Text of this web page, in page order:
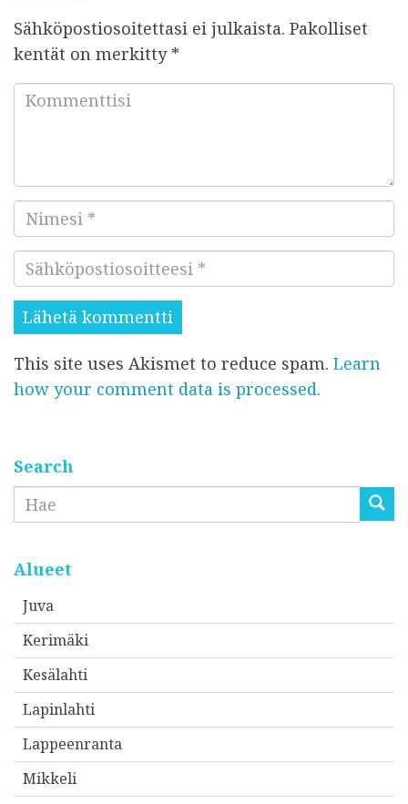
Sähköpostiosoitettasi ei julkaista. Pakolliset
kentät on merkitty *
e
t
i
*
i
m
e
i
*
ä
h
k
ö
p
t
i
o
o
t
e
s
This site uses Akismet to reduce spam. Learn
how your comment data is processed.
Search
Etsi
Alueet
Juva
Kerimäki
Kesälahti
Lapinlahti
Lappeenranta
Mikkeli